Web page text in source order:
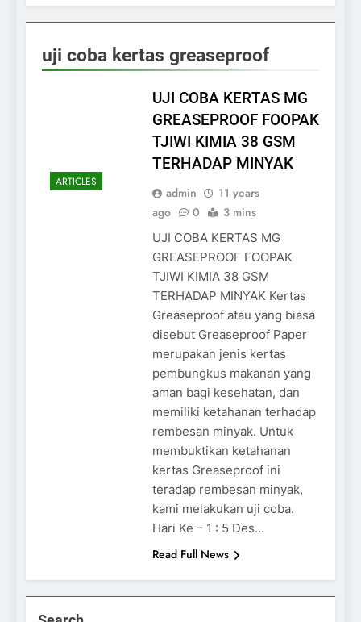
uji coba kertas greaseproof
ARTICLES
UJI COBA KERTAS MG
GREASEPROOF FOOPAK
TJIWI KIMIA 38 GSM
TERHADAP MINYAK
admin
11 years
ago
0 3 mins
UJI COBA KERTAS MG
GREASEPROOF FOOPAK
TJIWI KIMIA 38 GSM
TERHADAP MINYAK Kertas
Greaseproof atau yang biasa
disebut Greaseproof Paper
merupakan jenis kertas
pembungkus makanan yang
aman bagi kesehatan, dan
memiliki ketahanan terhadap
rembesan minyak. Untuk
membuktikan ketahanan
kertas Greaseproof ini
teradap rembesan minyak,
kami melakukan uji coba.
Hari Ke – 1 : 5 Des…
Read Full News